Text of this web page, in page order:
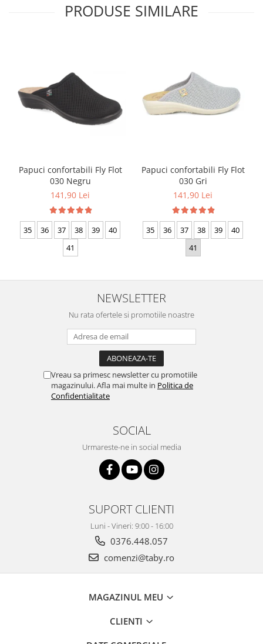
PRODUSE SIMILARE
Papuci confortabili Fly Flot
030 Negru
141,90 Lei
35 36 37 38 39
40
41
Papuci confortabili Fly Flot
030 Gri
141,90 Lei
35 36 37 38 39
40
41
NEWSLETTER
Nu rata ofertele si promotiile noastre
Vreau sa primesc newsletter cu promotiile
magazinului. Afla mai multe in Politica de
Confidentialitate
SOCIAL
Urmareste-ne in social media
SUPORT CLIENTI
Luni - Vineri: 9:00 - 16:00
0376.448.057
comenzi@taby.ro
MAGAZINUL MEU
CLIENTI